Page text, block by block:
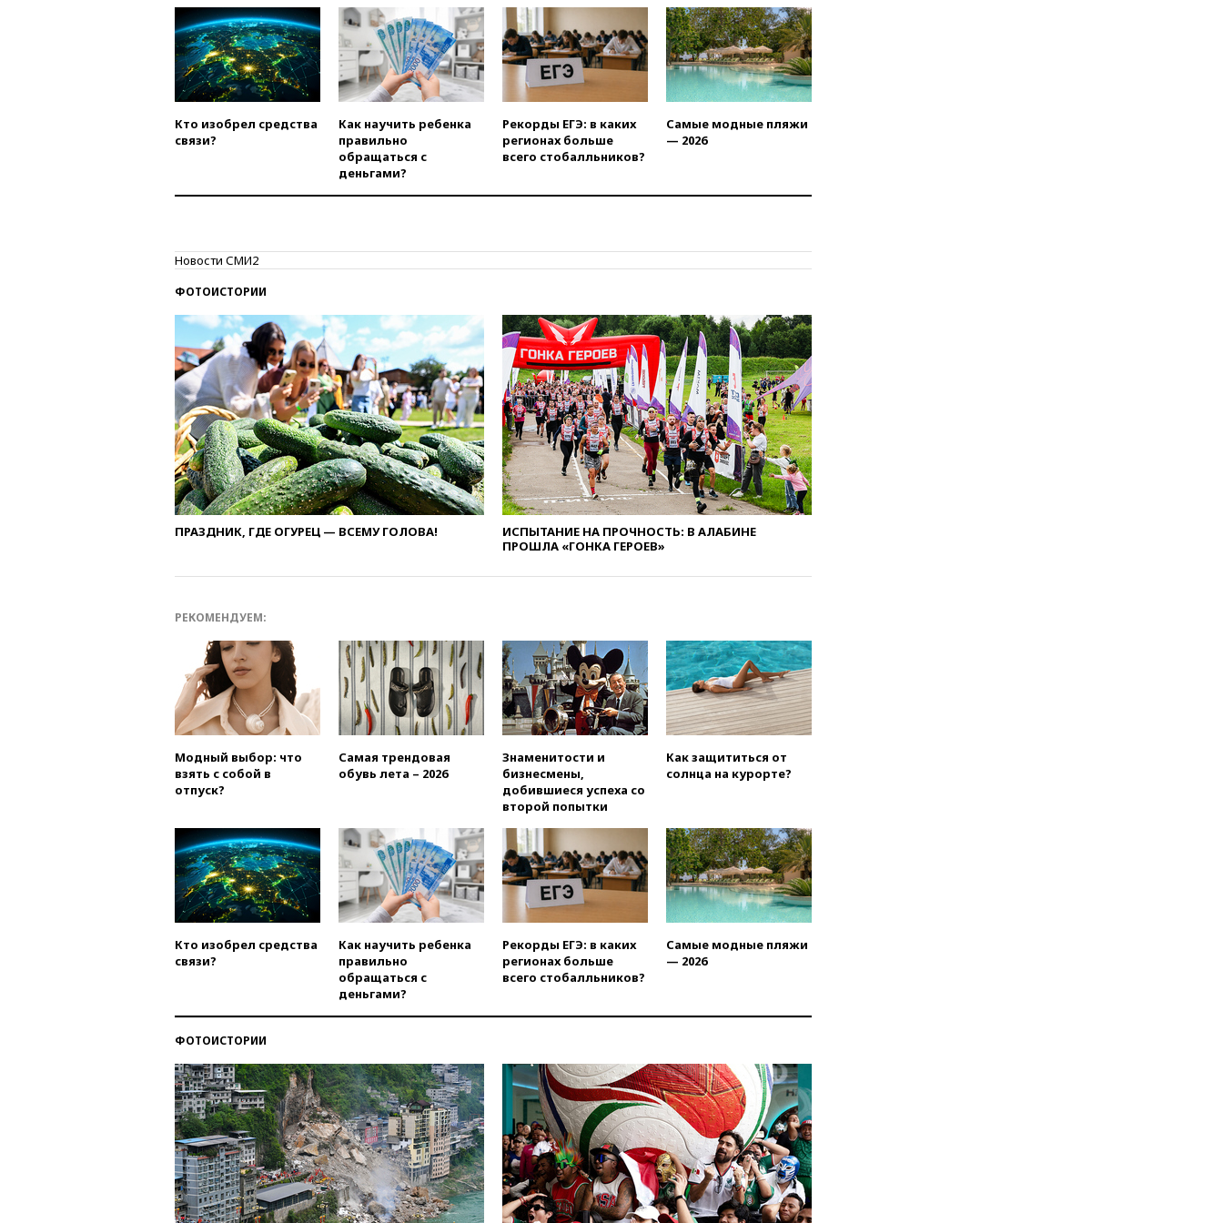
вчера, 21:35«Аэрофлот»
отменяет часть рейсов в Сочи
и Геленджик
вчера, 21:25Руслан Терновой
выиграл золото чемпионата
Европы в прыжках с 10-
метровой вышки
вчера, 21:10РФ не получала
обращений о прекращении
в Армении
онлайн-продаже алкоголя
рекомендовать не посещать
Армению
вчера, 20:35ПВО за день
сбила еще 281 украинский
беспилотник над Россией
вчера, 20:27Ямпольская
призвала оптимизировать
олимпиады для поступления в
вузы
вчера, 20:15 Минтранс
предложил оплачивать
защиту дорог от БПЛА из
средств на ремонт
вчера, 20:00Зеленский 8
вчера, 19:58В Госдуму будет
внесен законопроект об
отмене ЕГЭ
вчера, 19:50Аэропорты Сочи и
Ярославля приостановили
работу
вчера, 19:35 WP: Трамп
призвал доноров-
республиканцев поддержать
вчера, 19:20Число ломбардов
в РФ превысило максимум
2022 года
вчера, 19:15Жуковский и
аэропорт Геленджика
вчера, 19:00Путин уточнил
порядок присвоения воинских
вчера, 18:50Euractiv: восток
вчера, 18:35В Жуковском и
аэропорту Геленджика
введены ограничения
вчера, 18:21 Зюганов
присоединился к критике
«Яблока»
вчера, 18:15Четыре человека
Кто изобрел средства
связи?
Как научить ребенка
правильно
обращаться с
деньгами?
Рекорды ЕГЭ: в каких
регионах больше
всего стобалльников?
Самые модные пляжи
— 2026
Новости СМИ2
ФОТОИСТОРИИ
ПРАЗДНИК, ГДЕ ОГУРЕЦ — ВСЕМУ ГОЛОВА!
ИСПЫТАНИЕ НА ПРОЧНОСТЬ: В АЛАБИНЕ
ПРОШЛА «ГОНКА ГЕРОЕВ»
РЕКОМЕНДУЕМ:
Модный выбор: что
взять с собой в
отпуск?
Самая трендовая
обувь лета – 2026
Знаменитости и
бизнесмены,
добившиеся успеха со
второй попытки
Как защититься от
солнца на курорте?
Кто изобрел средства
связи?
Как научить ребенка
правильно
обращаться с
деньгами?
Рекорды ЕГЭ: в каких
регионах больше
всего стобалльников?
Самые модные пляжи
— 2026
ФОТОИСТОРИИ